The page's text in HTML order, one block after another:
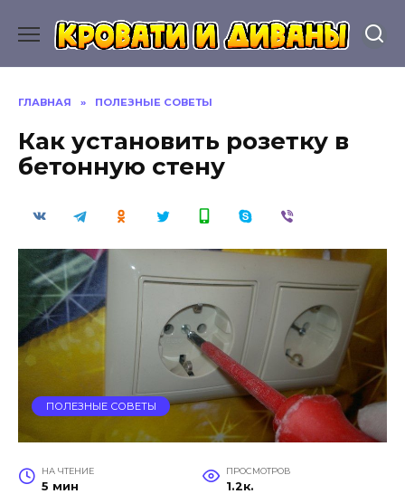
содержанию
ГЛАВНАЯ » ПОЛЕЗНЫЕ СОВЕТЫ
Как установить розетку в
бетонную стену
ПОЛЕЗНЫЕ СОВЕТЫ
НА ЧТЕНИЕ
5 мин
ПРОСМОТРОВ
1.2к.